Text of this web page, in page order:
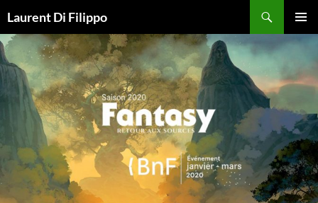
au
contenu
Laurent Di Filippo
MENU